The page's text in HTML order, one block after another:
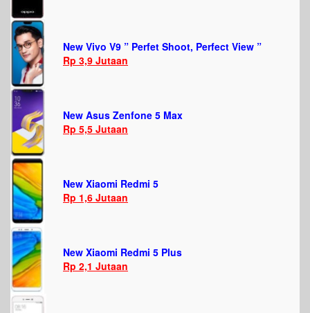
New Vivo V9 ” Perfet Shoot, Perfect View ”
Rp 3,9 Jutaan
New Asus Zenfone 5 Max
Rp 5,5 Jutaan
New Xiaomi Redmi 5
Rp 1,6 Jutaan
New Xiaomi Redmi 5 Plus
Rp 2,1 Jutaan